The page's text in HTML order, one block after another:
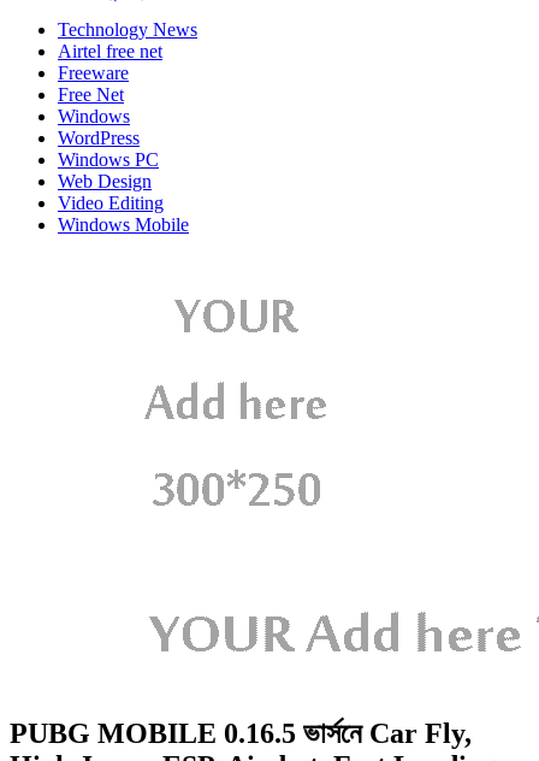
Technology News
Airtel free net
Freeware
Free Net
Windows
WordPress
Windows PC
Web Design
Video Editing
Windows Mobile
PUBG MOBILE 0.16.5 ভার্সনে Car Fly,